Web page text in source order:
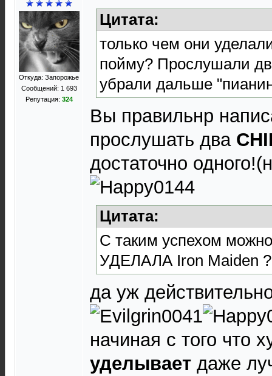
Откуда: Запорожье
Сообщений: 1 693
Репутация: 324
Цитата:
только чем они
пойму? Прослушали
убрали дальше
Вы правильнр
прослушать два
достаточно
Цитата:
С таким успехом
УДЕЛАЛА Iron Maiden ?
да уж
начиная с того что
уделывает даже